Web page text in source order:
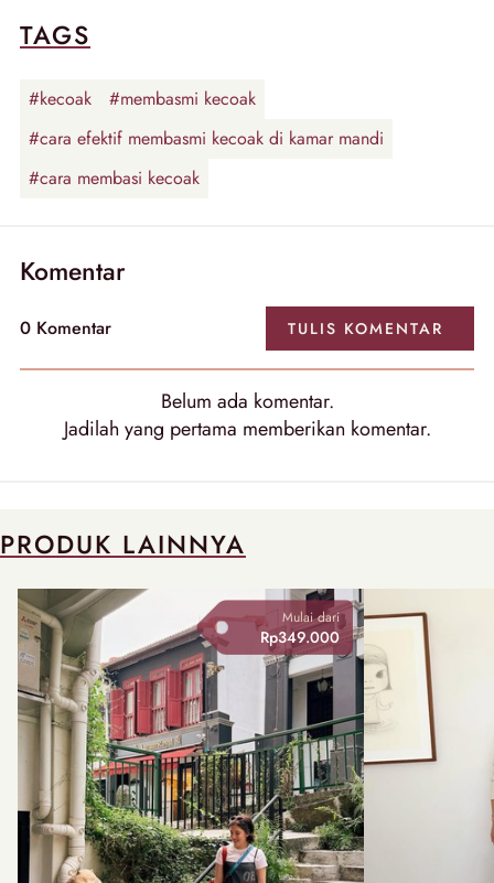
TAGS
#kecoak
#membasmi kecoak
#cara efektif membasmi kecoak di kamar mandi
#cara membasi kecoak
Komentar
0 Komentar TULIS KOMENTAR
Belum ada komentar.
Jadilah yang pertama memberikan komentar.
PRODUK LAINNYA
Mulai dari
Rp349.000